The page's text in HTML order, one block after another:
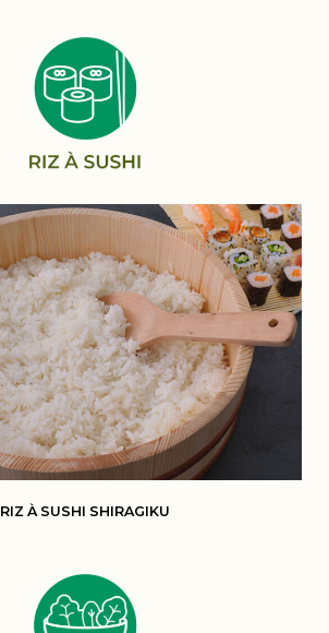
RIZ À SUSHI SHIRAGIKU